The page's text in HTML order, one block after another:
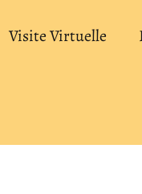
Visite Virtuelle
à